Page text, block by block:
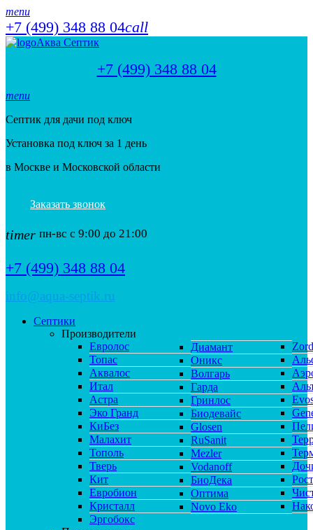
menu
+7 (499) 348 88 04call
Аква Септик
+7 (499) 348 88 04
menu
Септик для дачи под ключ
Установка под ключ за 1 день
в Москве и Московской области
Заказать звонок
timer пн-вс с 9:00 до 21:00
+7 (499) 348 88 04
info@aqua-septik.ru
Септики
Производители
Евролос
Топас
Аквалос
Итал
Астра
Эко Гранд
КиБез
Малахит
Тополь
Тверь
Кит
Евробион
Кристалл
Эргобокс
Диамант
Оникс
Волгарь
Гарда
Гринлос
Биодевайс
Glosen
RuSanit
Mezler
Vodanoff
БиоДека
Оптима
Novo Eko